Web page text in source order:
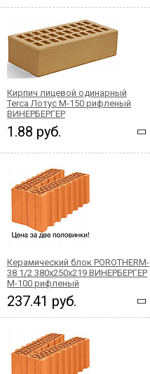
Кирпич лицевой одинарный
Terca Лотус М-150 рифленый
ВИНЕРБЕРГЕР
1.88 руб.
Керамический блок POROTHERM-
38 1/2 380x250x219 ВИНЕРБЕРГЕР
М-100 рифленый
237.41 руб.